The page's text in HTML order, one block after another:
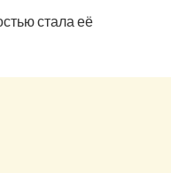
стала её